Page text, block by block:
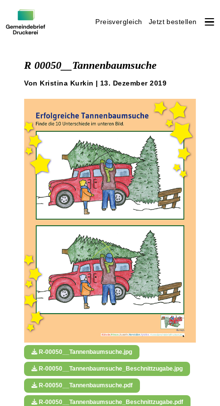
Preisvergleich Jetzt bestellen
R 00050__Tannenbaumsuche
Von Kristina Kurkin | 13. Dezember 2019
R-00050__Tannenbaumsuche.jpg
R-00050__Tannenbaumsuche_Beschnittzugabe.jpg
R-00050__Tannenbaumsuche.pdf
R-00050__Tannenbaumsuche_Beschnittzugabe.pdf